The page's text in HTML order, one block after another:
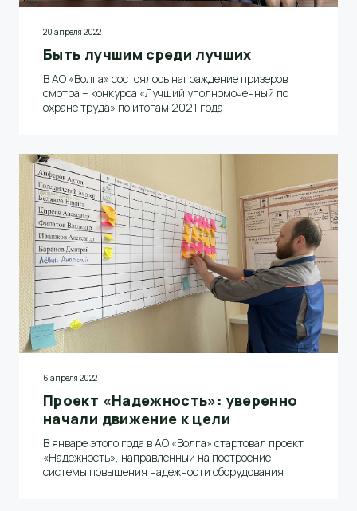
20 апреля 2022
Быть лучшим среди лучших
В АО «Волга» состоялось награждение призеров
смотра – конкурса «Лучший уполномоченный по
охране труда» по итогам 2021 года
6 апреля 2022
Проект «Надежность»: уверенно
начали движение к цели
В январе этого года в АО «Волга» стартовал проект
«Надежность», направленный на построение
системы повышения надежности оборудования